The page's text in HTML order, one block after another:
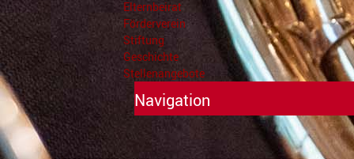
Elternbeirat
Förderverein
Stiftung
Geschichte
Stellenangebote
Navigation
Unterricht